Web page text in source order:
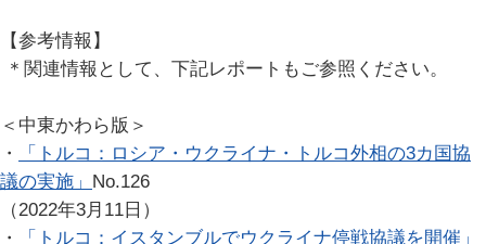
【参考情報】
＊関連情報として、下記レポートもご参照ください。
＜中東かわら版＞
・
「トルコ：ロシア・ウクライナ・トルコ外相の3カ国協
議の実施」 No.126
（2022年3月11日）
・
「トルコ：イスタンブルでウクライナ停戦協議を開催」